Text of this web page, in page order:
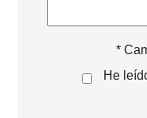
*
He